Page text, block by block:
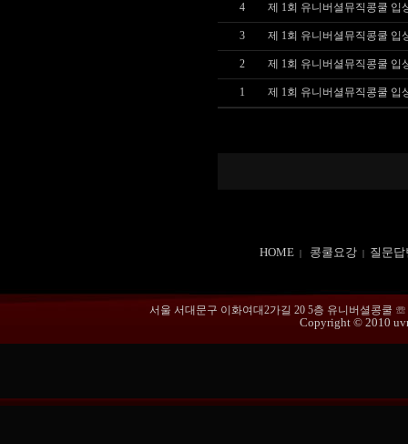
4 제 1회 유니버셜뮤직콩쿨 입
3 제 1회 유니버셜뮤직콩쿨 입
2 제 1회 유니버셜뮤직콩쿨 입
1 제 1회 유니버셜뮤직콩쿨 입
HOME | 콩쿨요강 | 질문답
서울 서대문구 이화여대2가길 20 5층 유니버셜콩쿨 ☏
Copyright © 2010